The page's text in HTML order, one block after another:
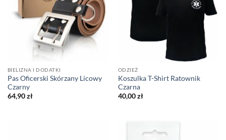
BIELIZNA I DODATKI
Pas Oficerski Skórzany Licowy
Czarny
64,90zł
ODZIEŻ
Koszulka T-Shirt Ratownik
Czarna
40,00zł